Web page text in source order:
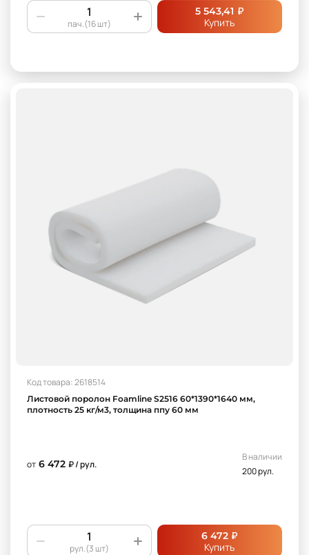
пач.(16 шт)
5 543,41 ₽
Купить
Код товара: 2618514
Листовой поролон Foamline S2516 60*1390*1640 мм,
плотность 25 кг/м3, толщина ппу 60 мм
от 6 472 ₽ / рул.
В наличии
200 рул.
рул.(3 шт)
6 472 ₽
Купить